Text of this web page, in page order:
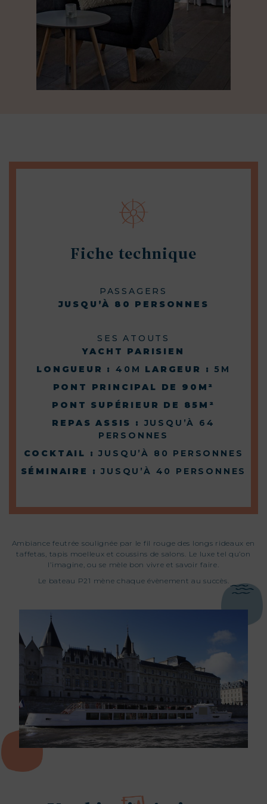
Fiche technique
PASSAGERS
JUSQU’À 80 PERSONNES
SES ATOUTS
YACHT PARISIEN
LONGUEUR : 40M LARGEUR : 5M
PONT PRINCIPAL DE 90M²
PONT SUPÉRIEUR DE 85M²
REPAS ASSIS :
JUSQU’À 64
PERSONNES
COCKTAIL :JUSQU’À 80 PERSONNES
SÉMINAIRE :JUSQU’À 40 PERSONNES
Ambiance feutrée soulignée par le fil rouge des longs rideaux en
taffetas, tapis moelleux et coussins de salons. Le luxe tel qu’on
l’imagine, ou se mèle bon vivre et savoir faire.
Le bateau P21 mène chaque évènement au succès.